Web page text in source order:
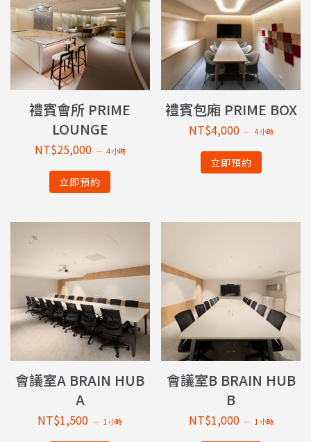
禮賓會所 PRIME
LOUNGE
NT$25,000 4 小時
立即預約
禮賓包廂 PRIME BOX
NT$4,000 4 小時
立即預約
會議室A BRAIN HUB
A
NT$1,500 1 小時
會議室B BRAIN HUB
B
NT$1,000 1 小時